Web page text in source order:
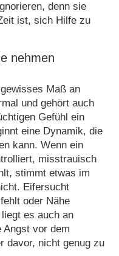
denn sie
ist, sich Hilfe zu
nehmen
Maß an
und gehört auch
Gefühl ein
eine Dynamik, die
kann. Wenn ein
misstrauisch
stimmt etwas im
Eifersucht
oder Nähe
es auch an
Angst vor dem
davor, nicht genug zu